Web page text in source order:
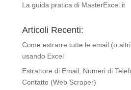
La guida pratica di MasterExcel.it
Articoli Recenti:
Come estrarre tutte le email (o
usando Excel
Estrattore di Email, Numeri di
Contatto (Web Scraper)